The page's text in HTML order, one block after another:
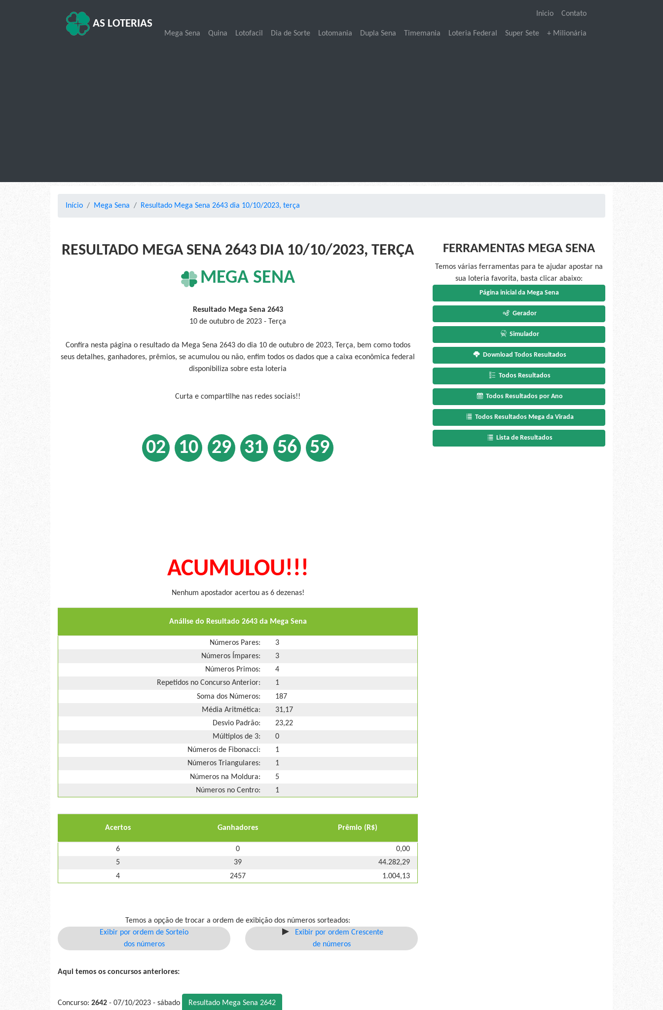
AS LOTERIAS
Inicio Contato
Mega Sena Quina Lotofacil Dia de Sorte Lotomania Dupla Sena Timemania Loteria Federal Super Sete + Milionária
Início Mega Sena Resultado Mega Sena 2643 dia 10/10/2023, terça
RESULTADO MEGA SENA 2643 DIA 10/10/2023, TERÇA
MEGA SENA
Resultado Mega Sena 2643
10 de outubro de 2023 - Terça
Confira nesta página o resultado da Mega Sena 2643 do dia 10 de outubro de 2023, Terça, bem como todos
seus detalhes, ganhadores, prêmios, se acumulou ou não, enfim todos os dados que a caixa econômica federal
disponibiliza sobre esta loteria
Curta e compartilhe nas redes sociais!!
02 10 29 31 56 59
ACUMULOU!!!
Nenhum apostador acertou as 6 dezenas!
Análise do Resultado 2643 da Mega Sena
Números Pares:
3
Números Ímpares:
3
Números Primos:
4
Repetidos no Concurso Anterior:
1
Soma dos Números:
187
Média Aritmética:
31,17
Desvio Padrão:
23,22
Múltiplos de 3:
0
Números de Fibonacci:
1
Números Triangulares:
1
Números na Moldura:
5
Números no Centro:
1
Acertos Ganhadores Prêmio (R$)
6 0
0,00
5
39
44.282,29
4
2457 1.004,13
Temos a opção de trocar a ordem de exibição dos números sorteados:
Exibir por ordem de Sorteio
dos números
Exibir por ordem Crescente
de números
Aqui temos os concursos anteriores:
Concurso: 2642 - 07/10/2023 - sábado Resultado Mega Sena 2642
FERRAMENTAS MEGA SENA
Temos várias ferramentas para te ajudar apostar na
sua loteria favorita, basta clicar abaixo:
Página inicial da Mega Sena
Gerador
Simulador
Download Todos Resultados
Todos Resultados
Todos Resultados por Ano
Todos Resultados Mega da Virada
Lista de Resultados